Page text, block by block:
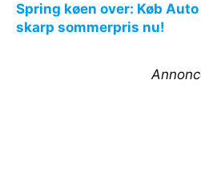
Spring køen over: Køb
skarp sommerpris nu!